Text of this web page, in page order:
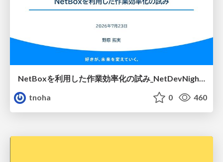
tnoha
0 460